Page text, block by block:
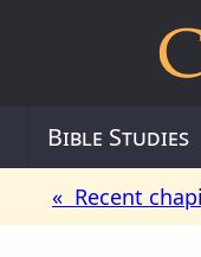
Bible Studies
« Recent